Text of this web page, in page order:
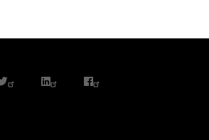
twitterlinkedinfacebook